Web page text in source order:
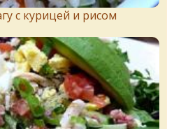
с курицей и рисом